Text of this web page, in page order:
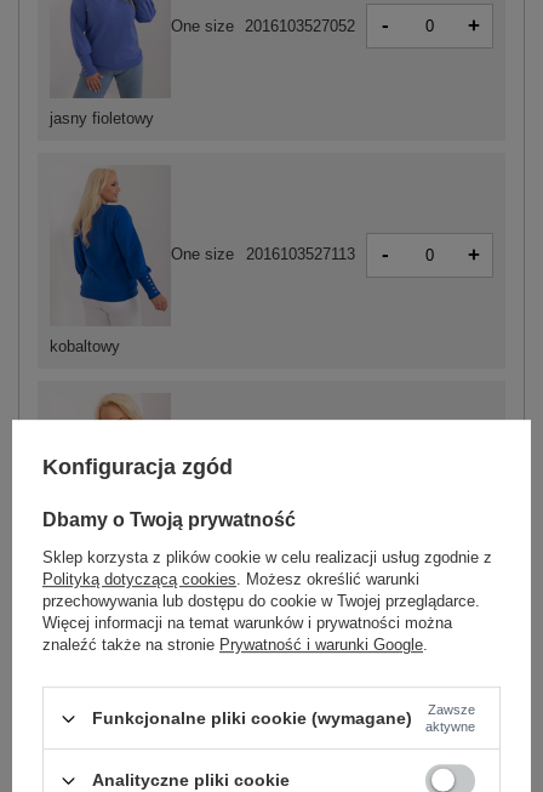
kobaltowy
One size 2016103527113 - +
jasny fioletowy
One size 2016103527052 - +
czerwony
One size
Masz pytanie? Chętnie pomożemy.
Konfiguracja zgód
Dbamy o Twoją prywatność
Sklep korzysta z plików cookie w celu realizacji usług zgodnie z
Polityką dotyczącą cookies. Możesz określić warunki
przechowywania lub dostępu do cookie w Twojej przeglądarce.
Więcej informacji na temat warunków i prywatności można
znaleźć także na stronie Prywatność i warunki Google.
Funkcjonalne pliki cookie (wymagane)
Zawsze
aktywne
Analityczne pliki cookie